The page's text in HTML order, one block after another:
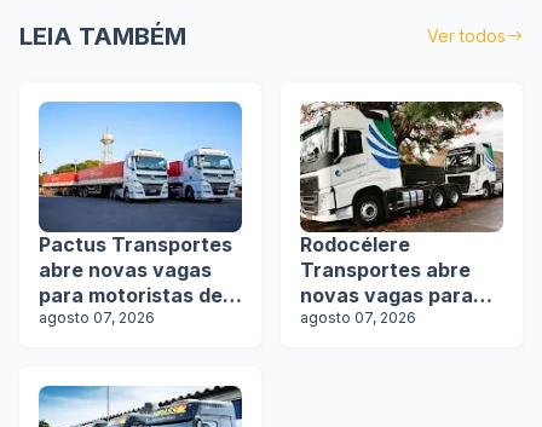
LEIA TAMBÉM Ver todos
Pactus Transportes
abre novas vagas
para motoristas de
rodotrens
agosto 07, 2026
Rodocélere
Transportes abre
novas vagas para
motoristas
agosto 07, 2026